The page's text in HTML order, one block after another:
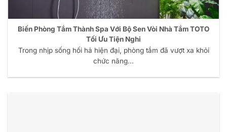
Biến Phòng Tắm Thành Spa Với Bộ Sen Vòi Nhà Tắm TOTO
Tối Ưu Tiện Nghi
Trong nhịp sống hối hả hiện đại, phòng tắm đã vượt xa khỏi
chức năng...